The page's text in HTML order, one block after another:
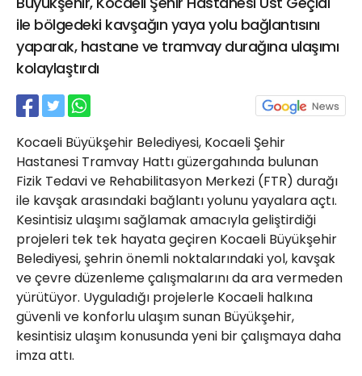
ile bölgedeki kavşağın yaya yolu bağlantısını
yaparak, hastane ve tramvay durağına ulaşımı
kolaylaştırdı
Kocaeli Büyükşehir Belediyesi, Kocaeli Şehir
Hastanesi Tramvay Hattı güzergahında bulunan
Fizik Tedavi ve Rehabilitasyon Merkezi (FTR) durağı
ile kavşak arasındaki bağlantı yolunu yayalara açtı.
Kesintisiz ulaşımı sağlamak amacıyla geliştirdiği
projeleri tek tek hayata geçiren Kocaeli Büyükşehir
Belediyesi, şehrin önemli noktalarındaki yol, kavşak
ve çevre düzenleme çalışmalarını da ara vermeden
yürütüyor. Uyguladığı projelerle Kocaeli halkına
güvenli ve konforlu ulaşım sunan Büyükşehir,
kesintisiz ulaşım konusunda yeni bir çalışmaya daha
imza attı.
21 Gölcük
02624132333